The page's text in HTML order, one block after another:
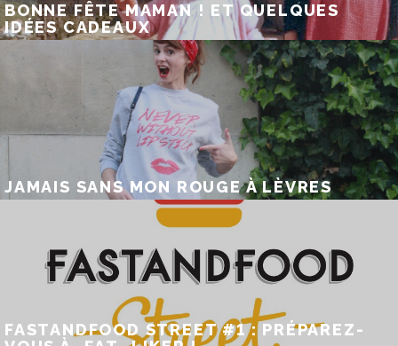
BONNE FÊTE MAMAN ! ET QUELQUES
IDÉES CADEAUX
JAMAIS SANS MON ROUGE À LÈVRES
FASTANDFOOD STREET #1 : PRÉPAREZ-